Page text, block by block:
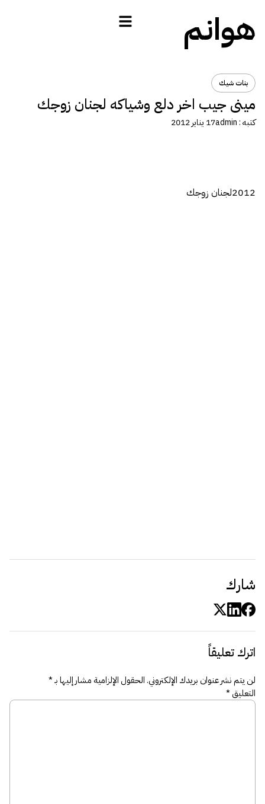
هوانم
بنات شيك
مينى جيب اخر دلع وشياكه لجنان زوجك
كتبه :admin17 يناير 2012
2012لجنان زوجك
شارك
اترك تعليقاً
لن يتم نشر عنوان بريدك الإلكتروني.الحقول الإلزامية مشار إليها بـ*
التعليق*